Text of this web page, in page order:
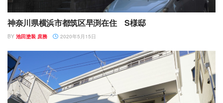
神奈川県横浜市都筑区早渕在住 S様邸
BY 池田塗装 庶務 2020年5月15日